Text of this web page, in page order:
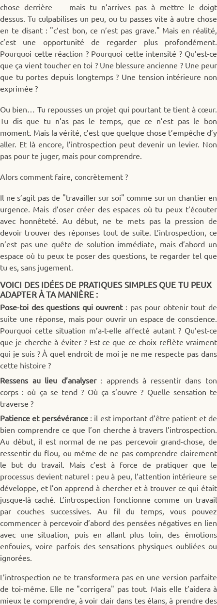
chose derrière — mais tu n’arrives pas à mettre le doigt
dessus. Tu culpabilises un peu, ou tu passes vite à autre chose
en te disant : "c’est bon, ce n’est pas grave." Mais en réalité,
c’est une opportunité de regarder plus profondément.
Pourquoi cette réaction ? Pourquoi cette intensité ? Qu’est-ce
que ça vient toucher en toi ? Une blessure ancienne ? Une peur
que tu portes depuis longtemps ? Une tension intérieure non
exprimée ?
Ou bien… Tu repousses un projet qui pourtant te tient à cœur.
Tu dis que tu n’as pas le temps, que ce n’est pas le bon
moment. Mais la vérité, c’est que quelque chose t’empêche d’y
aller. Et là encore, l’introspection peut devenir un levier. Non
pas pour te juger, mais pour comprendre.
Alors comment faire, concrètement ?
Il ne s’agit pas de "travailler sur soi" comme sur un chantier en
urgence. Mais d’oser créer des espaces où tu peux t’écouter
avec honnêteté. Au début, ne te mets pas la pression de
devoir trouver des réponses tout de suite. L’introspection, ce
n’est pas une quête de solution immédiate, mais d’abord un
espace où tu peux te poser des questions, te regarder tel que
tu es, sans jugement.
VOICI DES IDÉES DE PRATIQUES SIMPLES QUE TU PEUX
ADAPTER À TA MANIÈRE :
Pose-toi des questions qui ouvrent: pas pour obtenir tout de
suite une réponse, mais pour ouvrir un espace de conscience.
Pourquoi cette situation m’a-t-elle affecté autant ? Qu’est-ce
que je cherche à éviter ? Est-ce que ce choix reflète vraiment
qui je suis ? À quel endroit de moi je ne me respecte pas dans
cette histoire ?
Ressens au lieu d’analyser: apprends à ressentir dans ton
corps : où ça se tend ? Où ça s’ouvre ? Quelle sensation te
traverse ?
Patience et persévérance: il est important d’être patient et de
bien comprendre ce que l’on cherche à travers l’introspection.
Au début, il est normal de ne pas percevoir grand-chose, de
ressentir du flou, ou même de ne pas comprendre clairement
le but du travail. Mais c’est à force de pratiquer que le
processus devient naturel : peu à peu, l’attention intérieure se
développe, et l’on apprend à chercher et à trouver ce qui était
jusque-là caché. L’introspection fonctionne comme un travail
par couches successives. Au fil du temps, vous pouvez
commencer à percevoir d’abord des pensées négatives en lien
avec une situation, puis en allant plus loin, des émotions
enfouies, voire parfois des sensations physiques oubliées ou
ignorées.
L’introspection ne te transformera pas en une version parfaite
de toi-même. Elle ne "corrigera" pas tout. Mais elle t’aidera à
mieux te comprendre, à voir clair dans tes élans, à prendre des